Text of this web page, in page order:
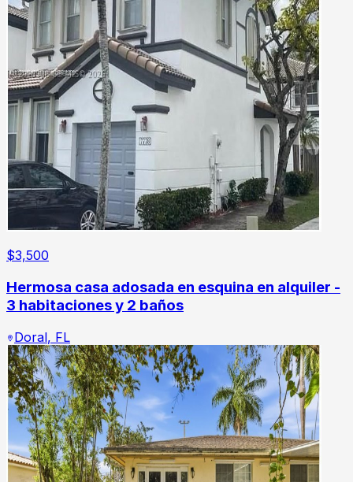
$3,500
Hermosa casa adosada en esquina en alquiler -
3 habitaciones y 2 baños
Doral, FL